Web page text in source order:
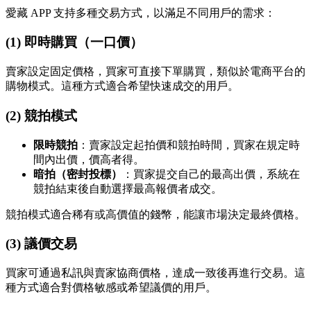
愛藏 APP 支持多種交易方式，以滿足不同用戶的需求：
(1) 即時購買（一口價）
賣家設定固定價格，買家可直接下單購買，類似於電商平台的
購物模式。這種方式適合希望快速成交的用戶。
(2) 競拍模式
限時競拍 ：賣家設定起拍價和競拍時間，買家在規定時
間內出價，價高者得。
暗拍（密封投標）
：買家提交自己的最高出價，系統在
競拍結束後自動選擇最高報價者成交。
競拍模式適合稀有或高價值的錢幣，能讓市場決定最終價格。
(3) 議價交易
買家可通過私訊與賣家協商價格，達成一致後再進行交易。這
種方式適合對價格敏感或希望議價的用戶。